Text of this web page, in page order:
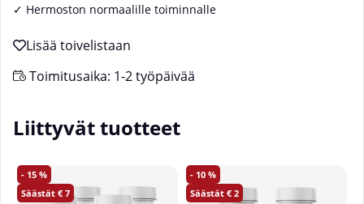
✓ Hermoston normaalille toiminnalle
Toimitusaika: 1-2 työpäivää
Liittyvät tuotteet
15
7
10
2